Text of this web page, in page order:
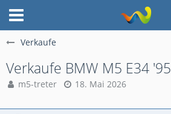
Verkaufe
Verkaufe BMW M5 E34 '95
m5-treter 18. Mai 2026